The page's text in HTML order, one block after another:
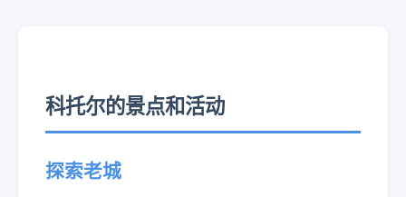
科托尔的景点和活动
探索老城